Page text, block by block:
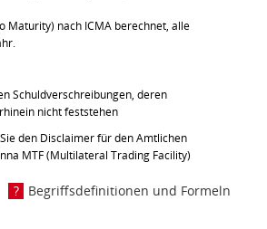
Maturity) nach ICMA berechnet, alle
Schuldverschreibungen, deren
nicht feststehen
den Disclaimer für den Amtlichen
MTF (Multilateral Trading Facility)
Begriffsdefinitionen und Formeln